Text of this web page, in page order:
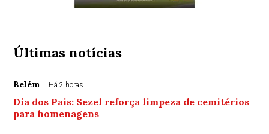
Últimas notícias
Belém Há 2 horas
Dia dos Pais: Sezel reforça limpeza de cemitérios
para homenagens